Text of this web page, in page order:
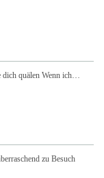
dich quälen Wenn ich…
zu Besuch